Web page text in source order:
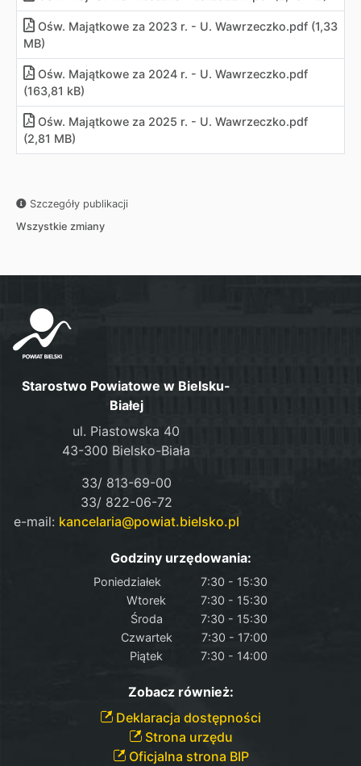
Ośw. Majątkowe za 2023 r. - U. Wawrzeczko.pdf (1,33
MB)
Ośw. Majątkowe za 2024 r. - U. Wawrzeczko.pdf
(163,81 kB)
Ośw. Majątkowe za 2025 r. - U. Wawrzeczko.pdf
(2,81 MB)
Szczegóły publikacji
Wszystkie zmiany
Starostwo Powiatowe w Bielsku-
Białej
ul. Piastowska 40
43-300 Bielsko-Biała
33/ 813-69-00
33/ 822-06-72
e-mail: kancelaria@powiat.bielsko.pl
Godziny urzędowania:
Poniedziałek
7:30 - 15:30
Wtorek
7:30 - 15:30
Środa
7:30 - 15:30
Czwartek
7:30 - 17:00
Piątek
7:30 - 14:00
Zobacz również:
Deklaracja dostępności
Strona urzędu
Oficjalna strona BIP